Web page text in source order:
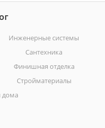
Инженерные системы
Сантехника
Финишная отделка
Стройматериалы
дома